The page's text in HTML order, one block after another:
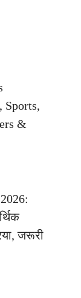
Sports,
&
जरूरी